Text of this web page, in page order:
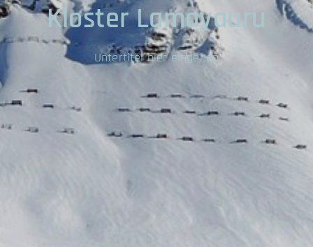
Kloster Lamayauru
Untertitel hier eingeben